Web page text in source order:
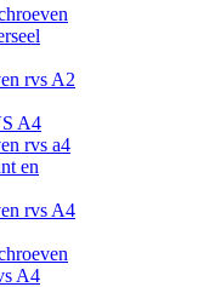
rvs A2
A4
rvs a4
en
rvs A4
A4